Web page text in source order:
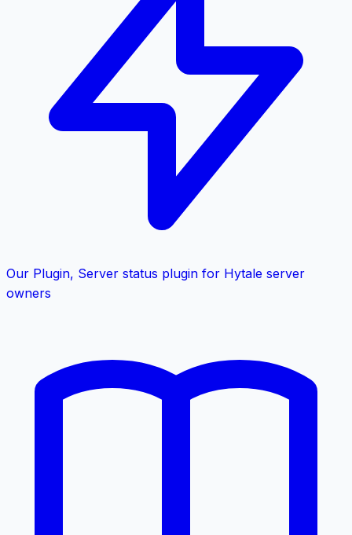
Our Plugin, Server status plugin for Hytale server
owners